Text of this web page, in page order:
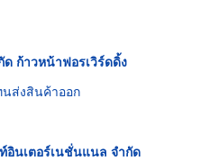
ก้าวหน้าฟอรเวิร์ดดิ้ง
ส่งสินค้าออก
อินเตอร์เนชั่นแนล จำกัด